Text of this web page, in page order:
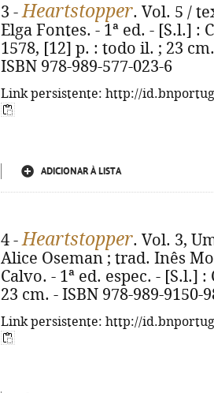
3 -Heartstopper. Vol. 5 /
Elga Fontes. - 1ª ed. - [S.l.] :
1578, [12] p. : todo il. ; 23
ISBN 978-989-577-023-6
Link persistente: http://
ADICIONAR À LISTA
4 -Heartstopper. Vol. 3,
Alice Oseman ; trad. Inês
Calvo. - 1ª ed. espec. - [S.l.]
23 cm. - ISBN 978-989-9150-
Link persistente: http://